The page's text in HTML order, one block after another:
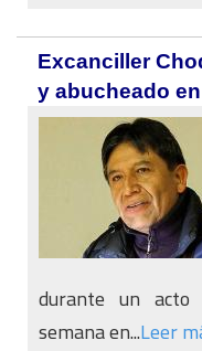
Excanciller
y abucheado
durante un
semana en...Leer